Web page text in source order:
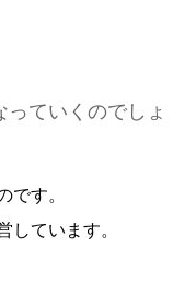
ていくのでしょ
す。
ています。